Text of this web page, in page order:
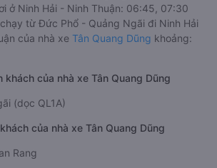
ở Ninh Hải - Ninh Thuận: 06:45, 07:30
từ Đức Phổ - Quảng Ngãi đi Ninh Hải
của nhà xe Tân Quang Dũng khoảng:
khách của nhà xe Tân Quang Dũng
(dọc QL1A)
của nhà xe Tân Quang Dũng
Rang